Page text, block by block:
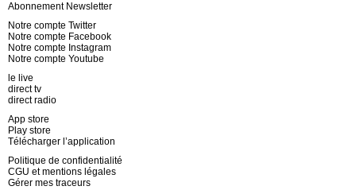
Abonnement Newsletter
Notre compte Twitter
Notre compte Facebook
Notre compte Instagram
Notre compte Youtube
le live
direct tv
direct radio
App store
Play store
Télécharger l’application
Politique de confidentialité
CGU et mentions légales
Gérer mes traceurs